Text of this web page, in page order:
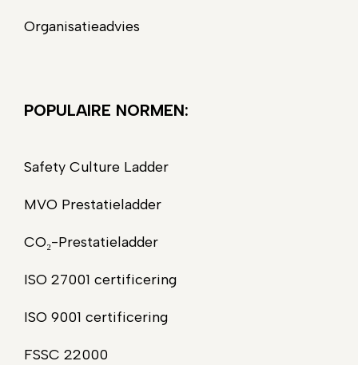
Organisatieadvies
POPULAIRE NORMEN:
Safety Culture Ladder
MVO Prestatieladder
CO₂-Prestatieladder
ISO 27001 certificering
ISO 9001 certificering
FSSC 22000